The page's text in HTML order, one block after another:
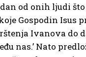
od onih ljudi
Gospodin Isus
Ivanova do
nas.’ Nato